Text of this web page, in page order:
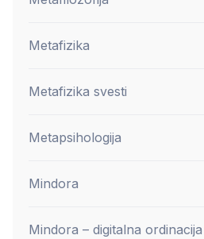
Metafizika
Metafizika svesti
Metapsihologija
Mindora
Mindora – digitalna ordinacija